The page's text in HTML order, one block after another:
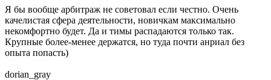
Я бы вообще арбитраж не советовал если честно. Очень
качелистая сфера деятельности, новичкам максимально
некомфортно будет. Да и тимы распадаются только так.
Крупные более-менее держатся, но туда почти анриал без
опыта попасть)
dorian_gray